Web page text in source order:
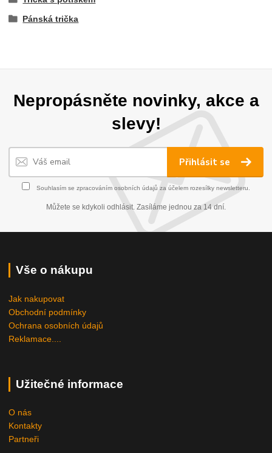
Pánská trička
Nepropásněte novinky, akce a
slevy!
Přihlásit se
Souhlasím se zpracováním osobních údajů za účelem rozesílky newsletteru.
Můžete se kdykoli odhlásit. Zasíláme jednou za 14 dní.
Vše o nákupu
Jak nakupovat
Obchodní podmínky
Ochrana osobních údajů
Reklamace....
Užitečné informace
O nás
Kontakty
Partneři